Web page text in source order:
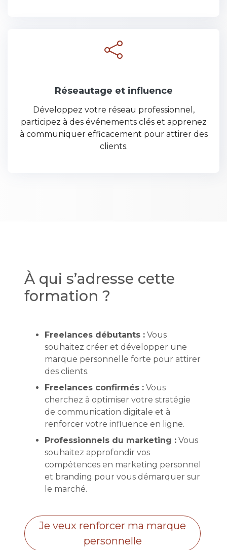
Réseautage et influence
Développez votre réseau professionnel,
participez à des événements clés et apprenez
à communiquer efficacement pour attirer des
clients.
À qui s’adresse cette
formation ?
Freelances débutants : Vous
souhaitez créer et développer une
marque personnelle forte pour attirer
des clients.
Freelances confirmés : Vous
cherchez à optimiser votre stratégie
de communication digitale et à
renforcer votre influence en ligne.
Professionnels du marketing : Vous
souhaitez approfondir vos
compétences en marketing personnel
et branding pour vous démarquer sur
le marché.
Je veux renforcer ma marque
personnelle